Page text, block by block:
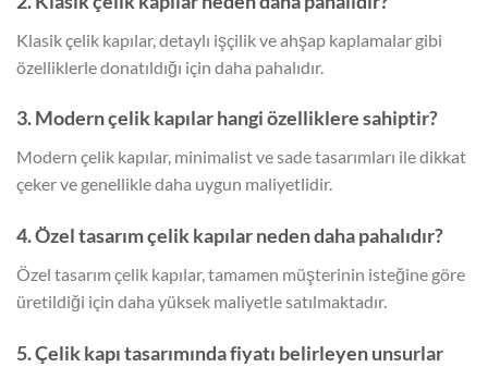
Klasik çelik kapılar, detaylı işçilik ve ahşap kaplamalar gibi
özelliklerle donatıldığı için daha pahalıdır.
3. Modern çelik kapılar hangi özelliklere sahiptir?
Modern çelik kapılar, minimalist ve sade tasarımları ile dikkat
çeker ve genellikle daha uygun maliyetlidir.
4. Özel tasarım çelik kapılar neden daha pahalıdır?
Özel tasarım çelik kapılar, tamamen müşterinin isteğine göre
üretildiği için daha yüksek maliyetle satılmaktadır.
5. Çelik kapı tasarımında fiyatı belirleyen unsurlar